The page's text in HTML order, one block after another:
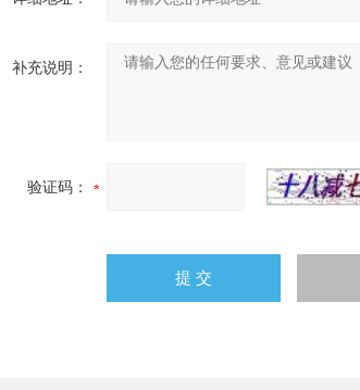
补充说明：
验证码：